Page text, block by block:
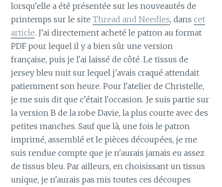
lorsqu'elle a été présentée sur les nouveautés de
printemps sur le siteThread and Needles, danscet
article. J'ai directement acheté le patron au format
PDF pour lequel il y a bien sûr une version
française, puis je l'ai laissé de côté. Le tissus de
jersey bleu nuit sur lequel j'avais craqué attendait
patiemment son heure. Pour l'atelier de Christelle,
je me suis dit que c'était l'occasion. Je suis partie sur
la version B de la robe Davie, la plus courte avec des
petites manches. Sauf que là, une fois le patron
imprimé, assemblé et le pièces découpées, je me
suis rendue compte que je n'aurais jamais eu assez
de tissus bleu. Par ailleurs, en choisissant un tissus
unique, je n'aurais pas mis toutes ces découpes